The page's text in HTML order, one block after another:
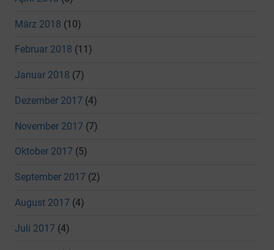
März 2018 (10)
Februar 2018 (11)
Januar 2018 (7)
Dezember 2017 (4)
November 2017 (7)
Oktober 2017 (5)
September 2017 (2)
August 2017 (4)
Juli 2017 (4)